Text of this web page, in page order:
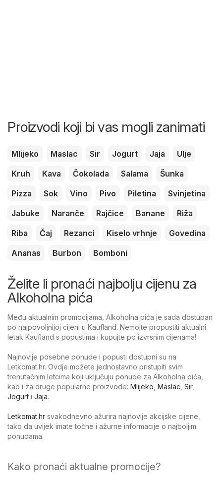
Proizvodi koji bi vas mogli zanimati
Mlijeko Maslac Sir Jogurt Jaja
Ulje
Kruh
Kava Čokolada Salama
Šunka
Pizza
Sok Vino Pivo Piletina
Svinjetina
Jabuke
Naranče Rajčice Banane
Riža
Riba
Čaj Rezanci Kiselo vrhnje
Govedina
Ananas
Burbon Bomboni
Želite li pronaći najbolju cijenu za
Alkoholna pića
Među aktualnim promocijama, Alkoholna pića je sada dostupan
po najpovoljnijoj cijeni u Kaufland. Nemojte propustiti aktualni
letak Kaufland s popustima i kupujte po izvrsnim cijenama!
Najnovije posebne ponude i popusti dostupni su na
Letkomat.hr. Ovdje možete jednostavno pristupiti svim
trenutačnim letcima koji uključuju ponude za Alkoholna pića,
kao i za druge popularne proizvode: Mlijeko Maslac Sir,
Jogurt i Jaja.
Letkomat.hr svakodnevno ažurira najnovije akcijske cijene,
tako da uvijek imate točne i ažurne informacije o najboljim
ponudama.
Kako pronaći aktualne promocije?